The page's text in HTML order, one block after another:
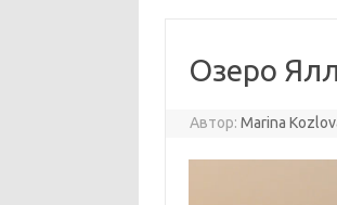
Озеро
Автор: Marina